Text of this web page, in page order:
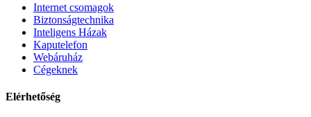
Internet csomagok
Biztonságtechnika
Inteligens Házak
Kaputelefon
Webáruház
Cégeknek
Elérhetőség